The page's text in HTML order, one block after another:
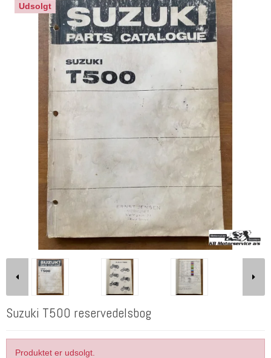
Udsolgt
Suzuki T500 reservedelsbog
Produktet er udsolgt.